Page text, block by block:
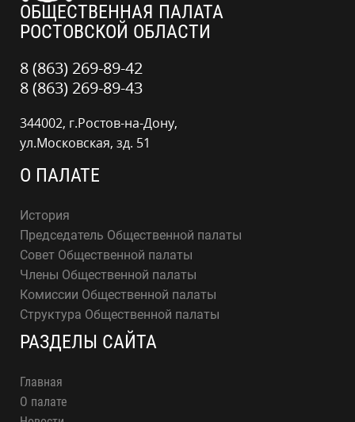
ОБЩЕСТВЕННАЯ ПАЛАТА
РОСТОВСКОЙ ОБЛАСТИ
8 (863) 269-89-42
8 (863) 269-89-43
344002, г.Ростов-на-Дону,
ул.Московская, зд. 51
О ПАЛАТЕ
История
Председатель Общественной палаты
Совет Общественной палаты
Члены Общественной палаты
Комиссии Общественной палаты
Структура Общественной палаты
РАЗДЕЛЫ САЙТА
Главная
О палате